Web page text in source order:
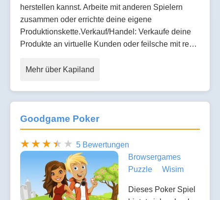
herstellen kannst. Arbeite mit anderen Spielern
zusammen oder errichte deine eigene
Produktionskette.Verkauf/Handel: Verkaufe deine
Produkte an virtuelle Kunden oder feilsche mit re…
Mehr über Kapiland
Goodgame Poker
5 Bewertungen
Browsergames
Puzzle
Wisim
Dieses Poker Spiel